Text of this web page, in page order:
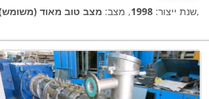
שנת ייצור: 1998, מצב: מצב טוב מאוד ,